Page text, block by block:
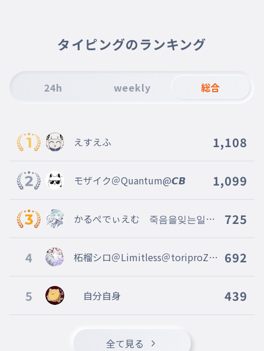
タイピングのランキング
24h weekly 総合
えすえふ 1,108
モザイク＠Quantum@𝘾𝘽 1,099
かるぺでぃえむ 죽음을잊는일
725
4
柘榴シロ＠Limitless＠toriproZ＠ 692
5 自分自身 439
全て見る